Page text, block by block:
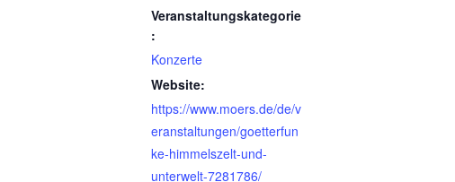
Veranstaltungskategorie
:
Konzerte
Website:
https://www.moers.de/de/v
eranstaltungen/goetterfun
ke-himmelszelt-und-
unterwelt-7281786/